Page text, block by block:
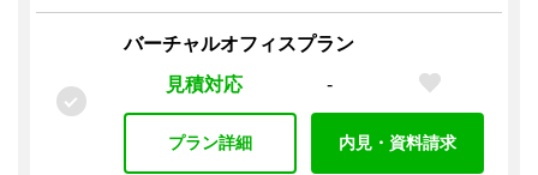
バーチャルオフィスプラン
見積対応
-
プラン詳細 内見・資料請求